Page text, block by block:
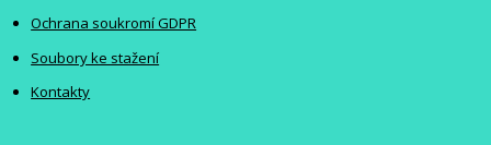
Ochrana soukromí GDPR
Soubory ke stažení
Kontakty